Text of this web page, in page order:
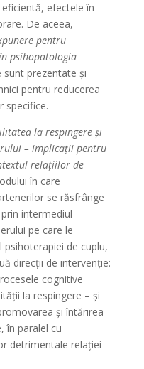
efectele în
De aceea,
pentru
psihopatologia
sunt prezentate și
pentru reducerea
specifice.
la respingere și
– implicații pentru
relațiilor de
în care
se răsfrânge
intermediul
pe care le
de cuplu,
direcții de intervenție:
cognitive
la respingere – și
și întărirea
în paralel cu
detrimentale relației